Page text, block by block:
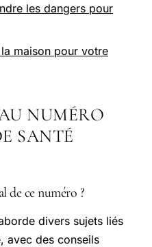
les dangers pour
maison pour votre
NUMÉRO
SANTÉ
de ce numéro ?
divers sujets liés
avec des conseils